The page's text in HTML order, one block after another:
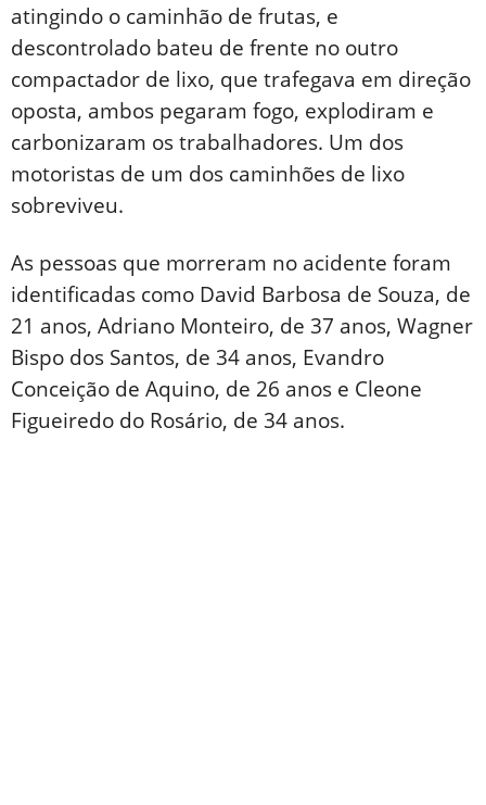
atingindo o caminhão de frutas, e
descontrolado bateu de frente no outro
compactador de lixo, que trafegava em direção
oposta, ambos pegaram fogo, explodiram e
carbonizaram os trabalhadores. Um dos
motoristas de um dos caminhões de lixo
sobreviveu.
As pessoas que morreram no acidente foram
identificadas como David Barbosa de Souza, de
21 anos, Adriano Monteiro, de 37 anos, Wagner
Bispo dos Santos, de 34 anos, Evandro
Conceição de Aquino, de 26 anos e Cleone
Figueiredo do Rosário, de 34 anos.